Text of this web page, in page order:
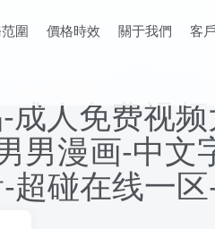
人免费视
男漫画-中文
碰在线一
圍 價格時效 關于我們 客